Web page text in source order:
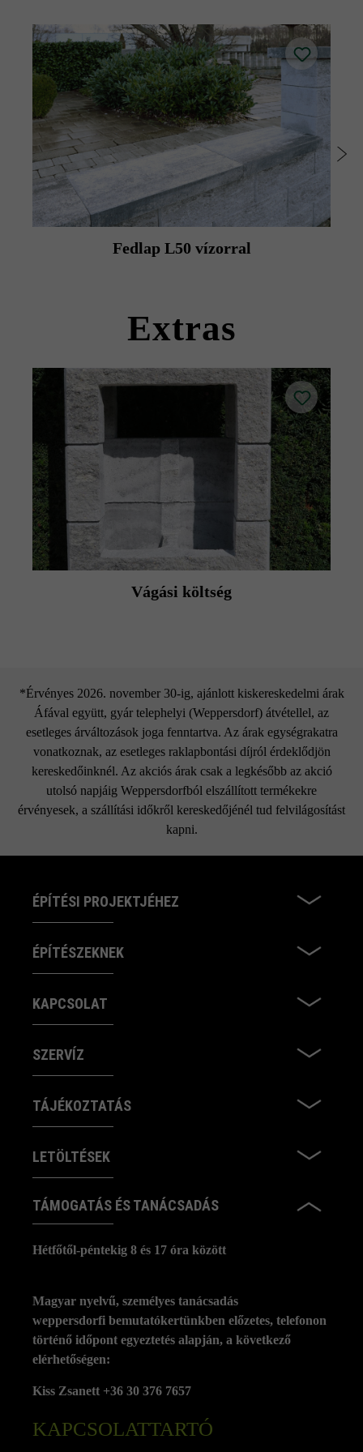
illesztőköveket kell vágni.
A különleges építési módnak köszönhetően a kerítések és
falak külső és belső oldala eltérő színűre festhető.
A platina árnyékolt kerítéskőhöz a sötét platina fedlap
érhető el, míg az ezüstszürke árnyalt kerítéskőhöz a
közepes platina fedlap áll rendelkezésre (fedlap nem
elérhető platina árnyékolt és ezüstszürke árnyalt
változatban).
A tisztítás megkönnyítése érdekében a Friedl Steinwerke a
felület utólagos, Duoprotect DP30 impregnálószerrel
történő impregnálását javasolja (ez felár ellenében a
kövekkel együtt szállítható).
Fedlap L50 vízorral
Extras
Vágási költség
*Érvényes 2026. november 30-ig, ajánlott kiskereskedelmi árak
Áfával együtt, gyár telephelyi (Weppersdorf) átvétellel, az
esetleges árváltozások joga fenntartva. Az árak egységrakatra
vonatkoznak, az esetleges raklapbontási díjról érdeklődjön
kereskedőinknél. Az akciós árak csak a legkésőbb az akció
utolsó napjáig Weppersdorfból elszállított termékekre
érvényesek, a szállítási időkről kereskedőjénél tud felvilágosítást
kapni.
ÉPÍTÉSI PROJEKTJÉHEZ
ÉPÍTÉSZEKNEK
KAPCSOLAT
SZERVÍZ
TÁJÉKOZTATÁS
LETÖLTÉSEK
TÁMOGATÁS ÉS TANÁCSADÁS
Hétfőtől-péntekig 8 és 17 óra között
KAPCSOLATTARTÓ
Magyar nyelvű, személyes tanácsadás
weppersdorfi bemutatókertünkben előzetes, telefonon
történő időpont egyeztetés alapján, a következő
elérhetőségen:
Kiss Zsanett +36 30 376 7657